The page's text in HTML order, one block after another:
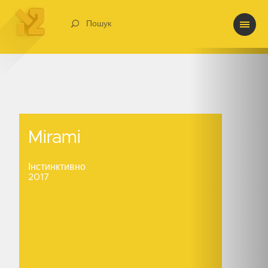
Пошук
Mirami
Інстинктивно
2017